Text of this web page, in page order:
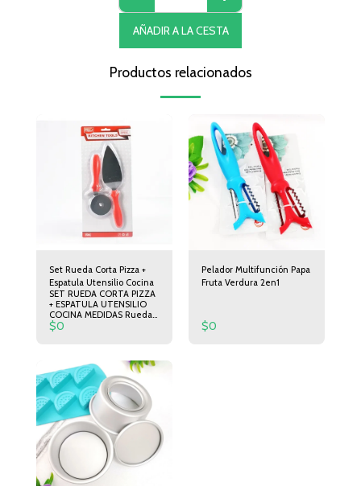
AÑADIR A LA CESTA
Productos relacionados
Set Rueda Corta Pizza +
Espatula Utensilio Cocina
SET RUEDA CORTA PIZZA
+ ESPATULA UTENSILIO
COCINA MEDIDAS Rueda
corta Pizza 19cm de largo
$0
Pelador Multifunción Papa
Fruta Verdura 2en1
$0